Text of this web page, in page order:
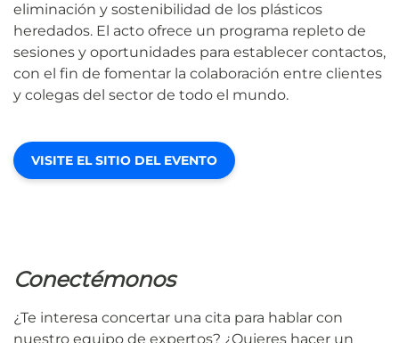
eliminación y sostenibilidad de los plásticos
heredados. El acto ofrece un programa repleto de
sesiones y oportunidades para establecer contactos,
con el fin de fomentar la colaboración entre clientes
y colegas del sector de todo el mundo.
VISITE EL SITIO DEL EVENTO
Conectémonos
¿Te interesa concertar una cita para hablar con
nuestro equipo de expertos? ¿Quieres hacer un